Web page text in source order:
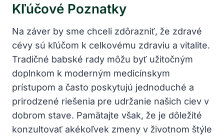
Kľúčové Poznatky
Na záver ​by sme chceli zdôrazniť,⁣ že zdravé⁢
cévy ​sú kľúčom k celkovému zdraviu a ​vitalite.
Tradičné ⁢babské rady môžu byť užitočným
doplnkom k moderným medicínskym
⁤prístupom ⁢a často poskytujú jednoduché a
prirodzené ​riešenia pre udržanie našich ciev v
dobrom stave. Pamätajte však, že ‌je dôležité
konzultovať ⁤akékoľvek zmeny v životnom štýle‍